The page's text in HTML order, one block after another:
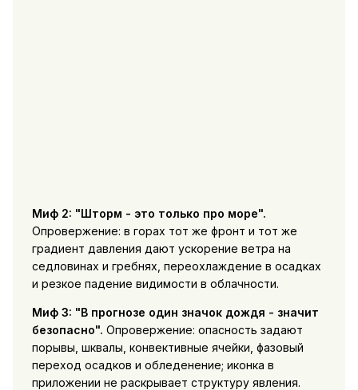
Миф 2: "Шторм - это только про море".
Опровержение: в горах тот же фронт и тот же
градиент давления дают ускорение ветра на
седловинах и гребнях, переохлаждение в осадках
и резкое падение видимости в облачности.
Миф 3: "В прогнозе один значок дождя - значит
безопасно". Опровержение: опасность задают
порывы, шквалы, конвективные ячейки, фазовый
переход осадков и обледенение; иконка в
приложении не раскрывает структуру явления.